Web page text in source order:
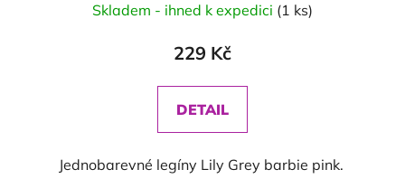
Skladem - ihned k expedici (1 ks)
229 Kč
DETAIL
Jednobarevné legíny Lily Grey barbie pink.